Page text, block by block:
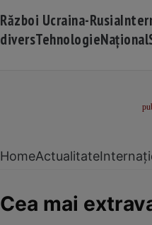
Război Ucraina-Rusia
diversTehnologieNațional
HomeActualitate
Cea mai